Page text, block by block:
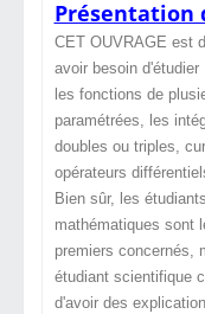
Présentation
CET OUVRAGE est
avoir besoin d'étudier
les fonctions de
paramétrées, les
doubles ou triples,
opérateurs
Bien sûr, les
mathématiques sont
premiers concernés,
étudiant scientifique
d'avoir des